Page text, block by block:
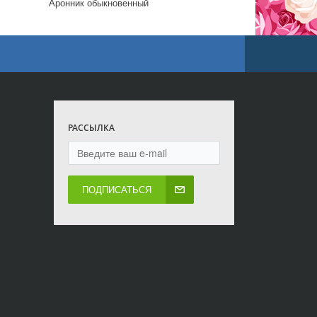
Аронник обыкновенный
РАССЫЛКА
ПОДПИСАТЬСЯ